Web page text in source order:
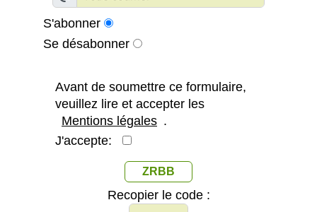
S'abonner
Se désabonner
Avant de soumettre ce formulaire,
veuillez lire et accepter les
Mentions légales .
J'accepte:
ZRBB
Recopier le code :